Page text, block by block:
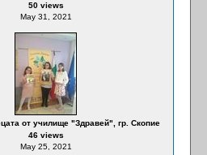
50 views
May 31, 2021
от училище "Здравей", гр. Скопие
46 views
May 25, 2021